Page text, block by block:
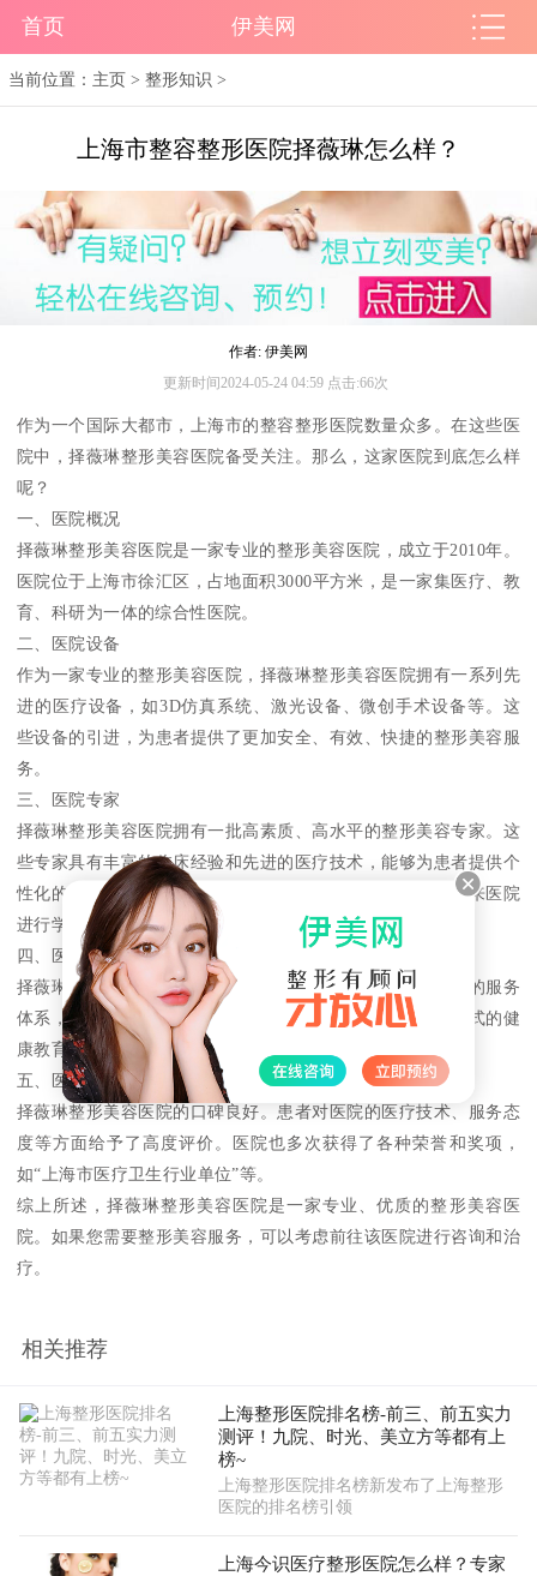
首页 伊美网
当前位置： 主页 >整形知识 >
上海市整容整形医院择薇琳怎么样？
作者: 伊美网
更新时间2024-05-24 04:59 点击:66次
作为一个国际大都市，上海市的整容整形医院数量众多。在这些医
院中，择薇琳整形美容医院备受关注。那么，这家医院到底怎么样
呢？
一、医院概况
择薇琳整形美容医院是一家专业的整形美容医院，成立于2010年。
医院位于上海市徐汇区，占地面积3000平方米，是一家集医疗、教
育、科研为一体的综合性医院。
二、医院设备
作为一家专业的整形美容医院，择薇琳整形美容医院拥有一系列先
进的医疗设备，如3D仿真系统、激光设备、微创手术设备等。这
些设备的引进，为患者提供了更加安全、有效、快捷的整形美容服
务。
三、医院专家
择薇琳整形美容医院拥有一批高素质、高水平的整形美容专家。这
些专家具有丰富的临床经验和先进的医疗技术，能够为患者提供个
性化的整形美容方案。同时，医院还邀请了国内外知名专家来医院
进行学术交流和手术指导。
四、医院服务
择薇琳整形美容医院注重患者的服务体验。医院建立了完善的服务
体系，为患者提供周到、贴心的服务。医院还开展了多种形式的健
康教育活动，帮助患者了解整形美容的风险和注意事项。
五、医院口碑
择薇琳整形美容医院的口碑良好。患者对医院的医疗技术、服务态
度等方面给予了高度评价。医院也多次获得了各种荣誉和奖项，
如“上海市医疗卫生行业单位”等。
综上所述，择薇琳整形美容医院是一家专业、优质的整形美容医
院。如果您需要整形美容服务，可以考虑前往该医院进行咨询和治
疗。
相关推荐
上海整形医院排名榜-前三、前五实力
测评！九院、时光、美立方等都有上
榜~
上海整形医院排名榜新发布了上海整形
医院的排名榜引领
上海今识医疗整形医院怎么样？专家